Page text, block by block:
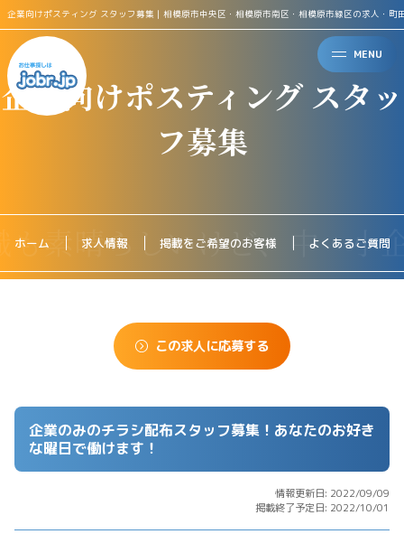
MENU
企業向けポスティング スタッフ募集｜相模原市中央区・相模原市南区・相模原市緑区の求人・
企業向けポスティング スタッ
フ募集
ホーム 求人情報 掲載をご希望のお客様 よくあるご質問
この求人に応募する
企業のみのチラシ配布スタッフ募集！あなたのお好き
な曜日で働けます！
情報更新日: 2022/09/09
掲載終了予定日: 2022/10/01